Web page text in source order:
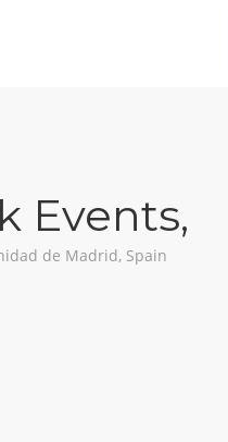
Events,
de Madrid, Spain